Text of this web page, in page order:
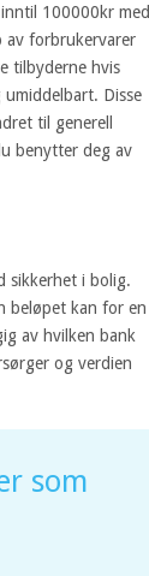
100000kr med
av forbrukervarer
tilbyderne hvis
Disse
til generell
benytter deg av
sikkerhet i bolig.
beløpet kan for en
av hvilken bank
og verdien
som